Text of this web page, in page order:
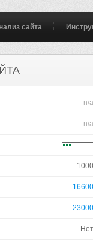
сайта
n/a
n/a
1000
16600
23000
Нет